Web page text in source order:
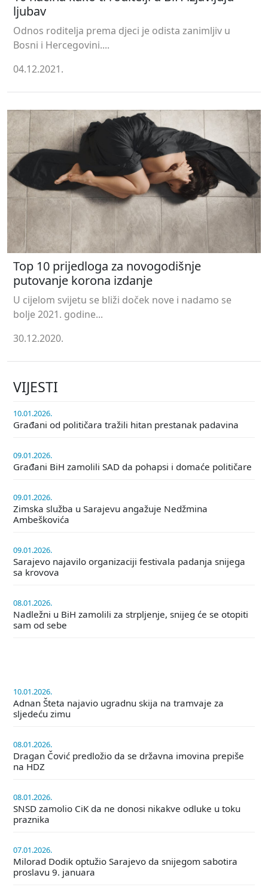
ljubav
Odnos roditelja prema djeci je odista zanimljiv u
Bosni i Hercegovini....
04.12.2021.
Top 10 prijedloga za novogodišnje
putovanje korona izdanje
U cijelom svijetu se bliži doček nove i nadamo se
bolje 2021. godine...
30.12.2020.
VIJESTI
10.01.2026.
Građani od političara tražili hitan prestanak padavina
09.01.2026.
Građani BiH zamolili SAD da pohapsi i domaće političare
09.01.2026.
Zimska služba u Sarajevu angažuje Nedžmina
Ambeškovića
09.01.2026.
Sarajevo najavilo organizaciji festivala padanja snijega
sa krovova
08.01.2026.
Nadležni u BiH zamolili za strpljenje, snijeg će se otopiti
sam od sebe
10.01.2026.
Adnan Šteta najavio ugradnu skija na tramvaje za
sljedeću zimu
08.01.2026.
Dragan Čović predložio da se državna imovina prepiše
na HDZ
08.01.2026.
SNSD zamolio CiK da ne donosi nikakve odluke u toku
praznika
07.01.2026.
Milorad Dodik optužio Sarajevo da snijegom sabotira
proslavu 9. januara